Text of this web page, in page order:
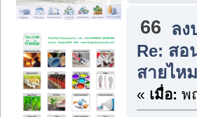
66
ลง
Re: สอ
สายไห
« เมื่อ: พ